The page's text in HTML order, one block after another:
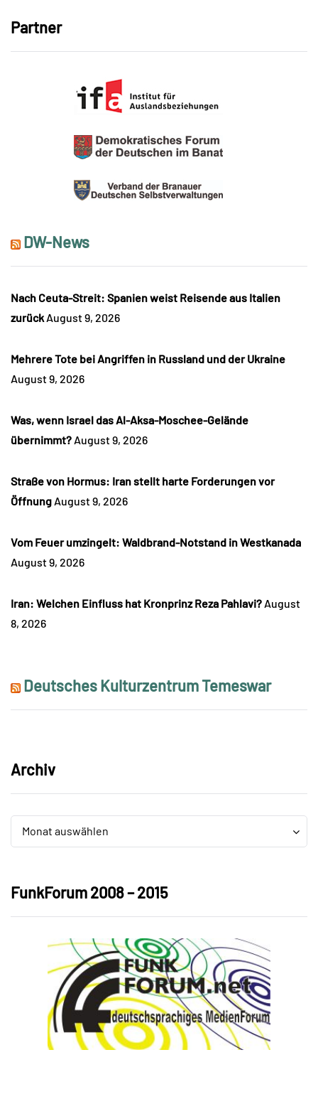
Partner
DW-News
Nach Ceuta-Streit: Spanien weist Reisende aus Italien
zurück August 9, 2026
Mehrere Tote bei Angriffen in Russland und der Ukraine
August 9, 2026
Was, wenn Israel das Al-Aksa-Moschee-Gelände
übernimmt? August 9, 2026
Straße von Hormus: Iran stellt harte Forderungen vor
Öffnung August 9, 2026
Vom Feuer umzingelt: Waldbrand-Notstand in Westkanada
August 9, 2026
Iran: Welchen Einfluss hat Kronprinz Reza Pahlavi? August
8, 2026
Deutsches Kulturzentrum Temeswar
Archiv
Archiv
Monat auswählen
Archiv
FunkForum 2008 – 2015